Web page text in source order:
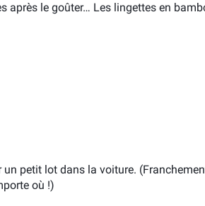
après le goûter… Les lingettes en
petit lot dans la voiture.
où !)